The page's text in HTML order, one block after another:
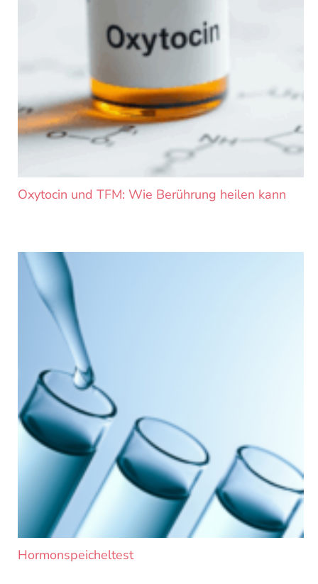
Oxytocin und TFM: Wie Berührung heilen kann
Hormonspeicheltest